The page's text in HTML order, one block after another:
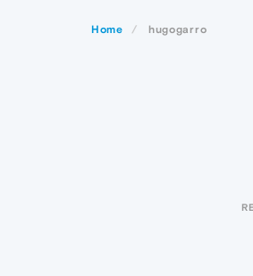
Home hugogarro